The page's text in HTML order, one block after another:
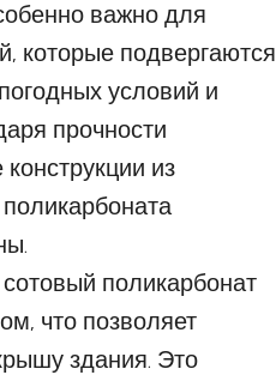
важно для
которые подвергаются
условий и
прочности
из
поликарбонат
что позволяет
здания. Это